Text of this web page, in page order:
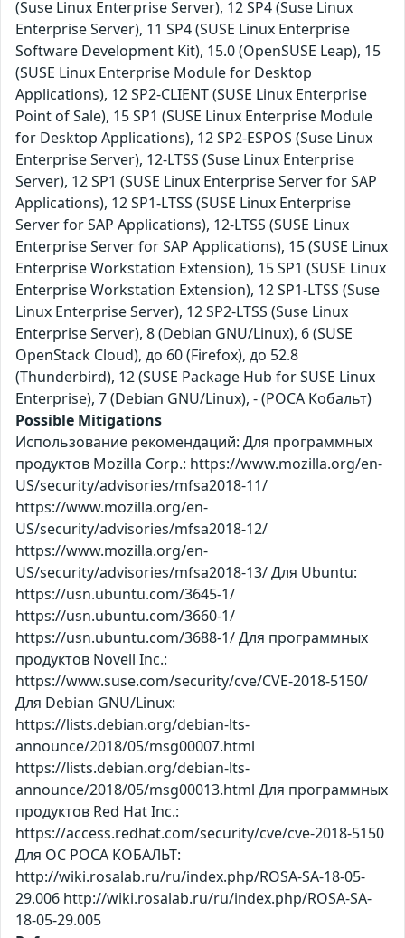
(Suse Linux Enterprise Server), 12 SP4 (Suse Linux
Enterprise Server), 11 SP4 (SUSE Linux Enterprise
Software Development Kit), 15.0 (OpenSUSE Leap), 15
(SUSE Linux Enterprise Module for Desktop
Applications), 12 SP2-CLIENT (SUSE Linux Enterprise
Point of Sale), 15 SP1 (SUSE Linux Enterprise Module
for Desktop Applications), 12 SP2-ESPOS (Suse Linux
Enterprise Server), 12-LTSS (Suse Linux Enterprise
Server), 12 SP1 (SUSE Linux Enterprise Server for SAP
Applications), 12 SP1-LTSS (SUSE Linux Enterprise
Server for SAP Applications), 12-LTSS (SUSE Linux
Enterprise Server for SAP Applications), 15 (SUSE Linux
Enterprise Workstation Extension), 15 SP1 (SUSE Linux
Enterprise Workstation Extension), 12 SP1-LTSS (Suse
Linux Enterprise Server), 12 SP2-LTSS (Suse Linux
Enterprise Server), 8 (Debian GNU/Linux), 6 (SUSE
OpenStack Cloud), до 60 (Firefox), до 52.8
(Thunderbird), 12 (SUSE Package Hub for SUSE Linux
Enterprise), 7 (Debian GNU/Linux), - (РОСА Кобальт)
Possible Mitigations
Использование рекомендаций: Для программных
продуктов Mozilla Corp.: https://www.mozilla.org/en-
US/security/advisories/mfsa2018-11/
https://www.mozilla.org/en-
US/security/advisories/mfsa2018-12/
https://www.mozilla.org/en-
US/security/advisories/mfsa2018-13/ Для Ubuntu:
https://usn.ubuntu.com/3645-1/
https://usn.ubuntu.com/3660-1/
https://usn.ubuntu.com/3688-1/ Для программных
продуктов Novell Inc.:
https://www.suse.com/security/cve/CVE-2018-5150/
Для Debian GNU/Linux:
https://lists.debian.org/debian-lts-
announce/2018/05/msg00007.html
https://lists.debian.org/debian-lts-
announce/2018/05/msg00013.html Для программных
продуктов Red Hat Inc.:
https://access.redhat.com/security/cve/cve-2018-5150
Для ОС РОСА КОБАЛЬТ:
http://wiki.rosalab.ru/ru/index.php/ROSA-SA-18-05-
29.006 http://wiki.rosalab.ru/ru/index.php/ROSA-SA-
18-05-29.005